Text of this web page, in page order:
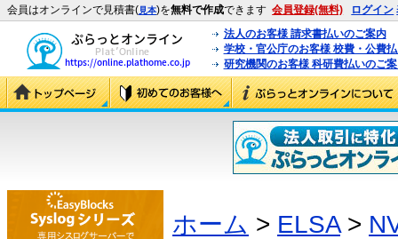
会員はオンラインで見積書(見本)を無料で作成できます 会員登録(無料) ログイン
法人のお客様 請求書払いのご案内
学校・官公庁のお客様 校費・公費
研究機関のお客様 科研費払いのご
ホーム > ELSA>